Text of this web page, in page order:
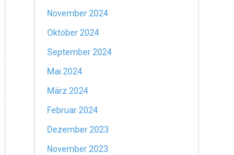
November 2024
Oktober 2024
September 2024
Mai 2024
März 2024
Februar 2024
Dezember 2023
November 2023